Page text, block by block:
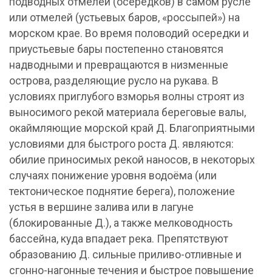
или отмелей (устьевых баров, «россыпей») на
морском крае. Во время половодий осередки и
приустьевые бары постепенно становятся
надводными и превращаются в низменные
острова, разделяющие русло на рукава. В
условиях приглубого взморья волны строят из
выносимого рекой материала береговые валы,
окаймляющие морской край Д. Благоприятными
условиями для быстрого роста Д. являются:
обилие приносимых рекой наносов, в некоторых
случаях понижение уровня водоёма (или
тектоническое поднятие берега), положение
устья в вершине залива или в лагуне
(блокированные Д.), а также мелководность
бассейна, куда впадает река. Препятствуют
образованию Д. сильные приливо-отливные и
сгонно-нагонные течения и быстрое повышение